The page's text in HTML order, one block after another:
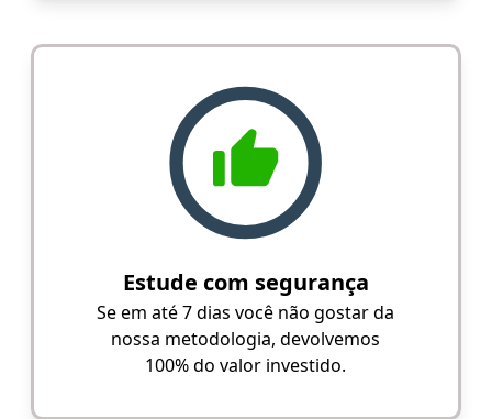
Estude com segurança
Se em até 7 dias você não gostar da
nossa metodologia, devolvemos
100% do valor investido.